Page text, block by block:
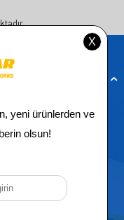
Esenyurt/İstanbul